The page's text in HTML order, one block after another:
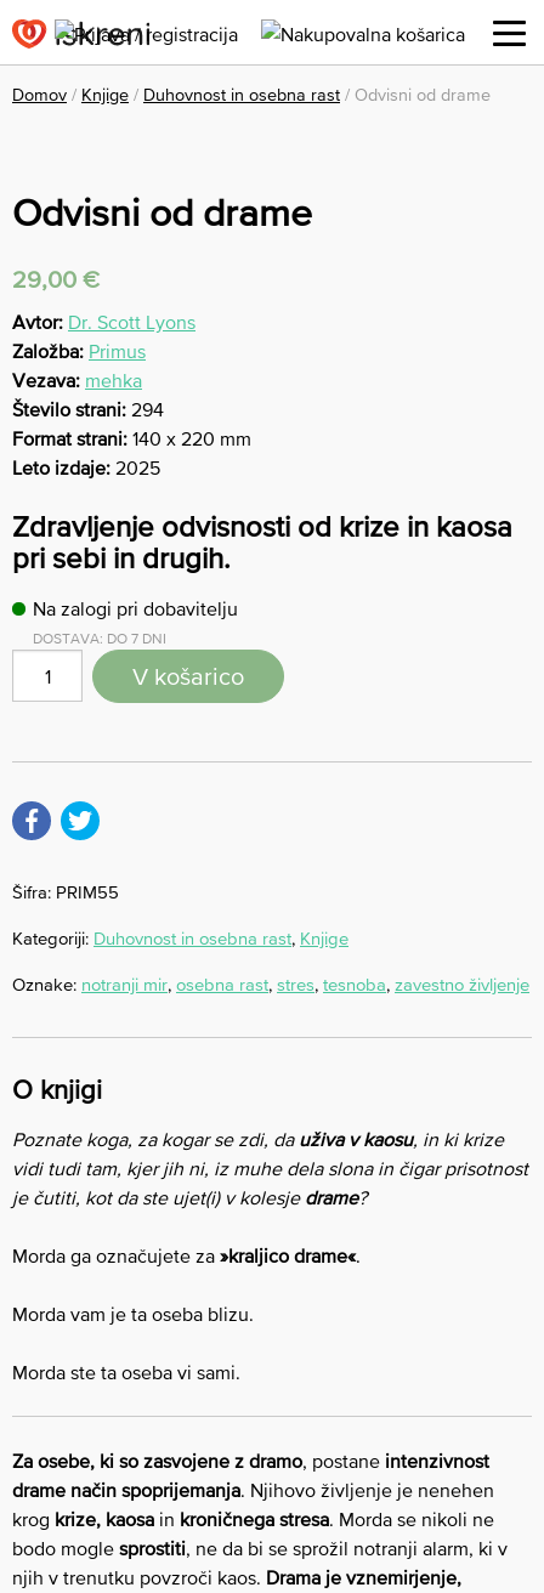
Domov / Knjige / Duhovnost in osebna rast / Odvisni od drame
Odvisni od drame
29,00 €
Avtor: Dr. Scott Lyons
Založba: Primus
Vezava: mehka
Število strani: 294
Format strani: 140 x 220 mm
Leto izdaje: 2025
Zdravljenje odvisnosti od krize in kaosa
pri sebi in drugih.
Na zalogi pri dobavitelju
DOSTAVA: DO 7 DNI
V košarico
Šifra: PRIM55
Kategoriji: Duhovnost in osebna rast, Knjige
Oznake: notranji mir, osebna rast, stres, tesnoba, zavestno življenje
O knjigi
Poznate koga, za kogar se zdi, da uživa v kaosu, in ki krize
vidi tudi tam, kjer jih ni, iz muhe dela slona in čigar prisotnost
je čutiti, kot da ste ujet(i) v kolesje drame?
Morda ga označujete za »kraljico drame«.
Morda vam je ta oseba blizu.
Morda ste ta oseba vi sami.
Za osebe, ki so zasvojene z dramo , postane intenzivnost
drame način spoprijemanja . Njihovo življenje je nenehen
krog krize, kaosa in kroničnega stresa . Morda se nikoli ne
bodo mogle sprostiti , ne da bi se sprožil notranji alarm, ki v
njih v trenutku povzroči kaos. Drama je vznemirjenje,